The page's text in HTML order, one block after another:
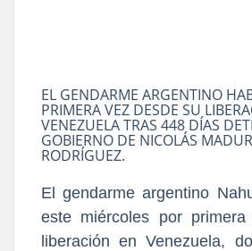
EL GENDARME ARGENTINO
PRIMERA VEZ DESDE SU
VENEZUELA TRAS 448 DÍAS
GOBIERNO DE NICOLÁS
RODRÍGUEZ.
El gendarme argentino
este miércoles por
liberación en Venezuela,